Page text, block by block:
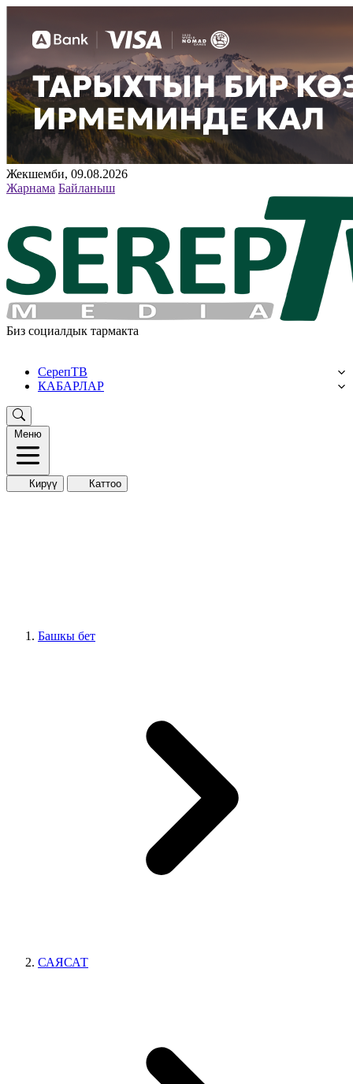
Жекшемби, 09.08.2026
Жарнама Байланыш
Биз социалдык тармакта
СерепТВ
КАБАРЛАР
Меню
Кирүү Каттоо
Башкы бет
САЯСАТ